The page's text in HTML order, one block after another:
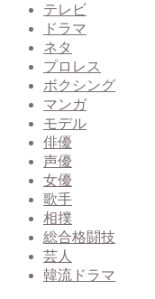
テレビ
ドラマ
ネタ
プロレス
ボクシング
マンガ
モデル
俳優
声優
女優
歌手
相撲
総合格闘技
芸人
韓流ドラマ